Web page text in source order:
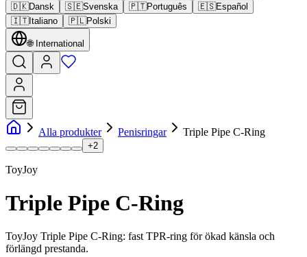
🇩🇰Dansk 🇸🇪Svenska 🇵🇹Português 🇪🇸Español
🇮🇹Italiano 🇵🇱Polski
🌐 International
Alla produkter Penisringar Triple Pipe C-Ring
+2
ToyJoy
Triple Pipe C-Ring
ToyJoy Triple Pipe C-Ring: fast TPR-ring för ökad känsla och
förlängd prestanda.